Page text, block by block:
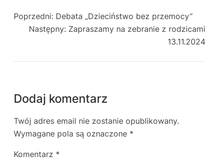
Poprzedni: Debata „Dzieciństwo bez przemocy”
Następny: Zapraszamy na zebranie z rodzicami
13.11.2024
Dodaj komentarz
Twój adres email nie zostanie opublikowany.
Wymagane pola są oznaczone *
Komentarz *